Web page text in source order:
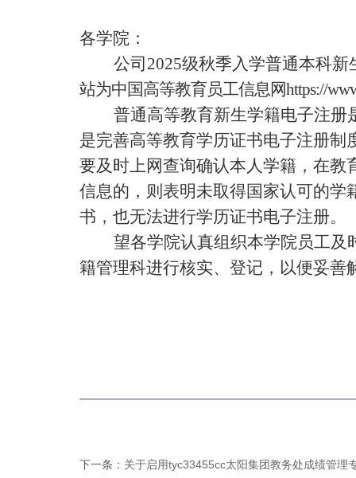
各学院：
公司 2025级秋季入学普通本科
站为中国高等教育员工信息网https://
普通高等教育新生学籍电子注
是完善高等教育学历证书电子注册
要及时上网查询确认本人学籍，在
信息的，则表明未取得国家认可的
书，也无法进行学历证书电子注册。
望各学院认真组织本学院员工
籍管理科进行核实、登记，以便妥善
下一条： 关于启用tyc33455cc太阳集团教务处成绩管理